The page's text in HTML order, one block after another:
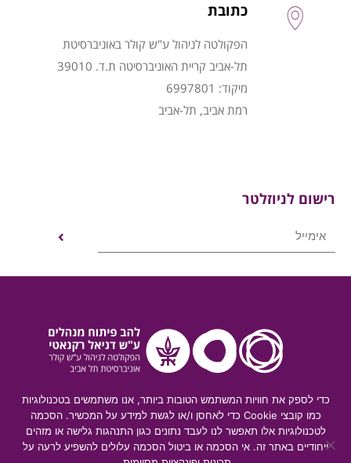
כתובת
הפקולטה לניהול ע"ש קולר באוניברסיטת
תל-אביב קריית האוניברסיטה ת.ד. 39010
מיקוד: 6997801
רמת אביב, תל-אביב
רישום לניוזלטר
© 2019 כל הזכויות שמורות
כדי לספק את חוויות המשתמש הטובות ביותר, אנו משתמשים בטכנולוגיות
כמו קובצי Cookie כדי לאחסן ו/או לגשת למידע על המכשיר. הסכמה
לטכנולוגיות אלו תאפשר לנו לעבד נתונים כגון התנהגות גלישה או מזהים
ייחודיים באתר זה. אי הסכמה או ביטול הסכמה עלולים להשפיע לרעה על